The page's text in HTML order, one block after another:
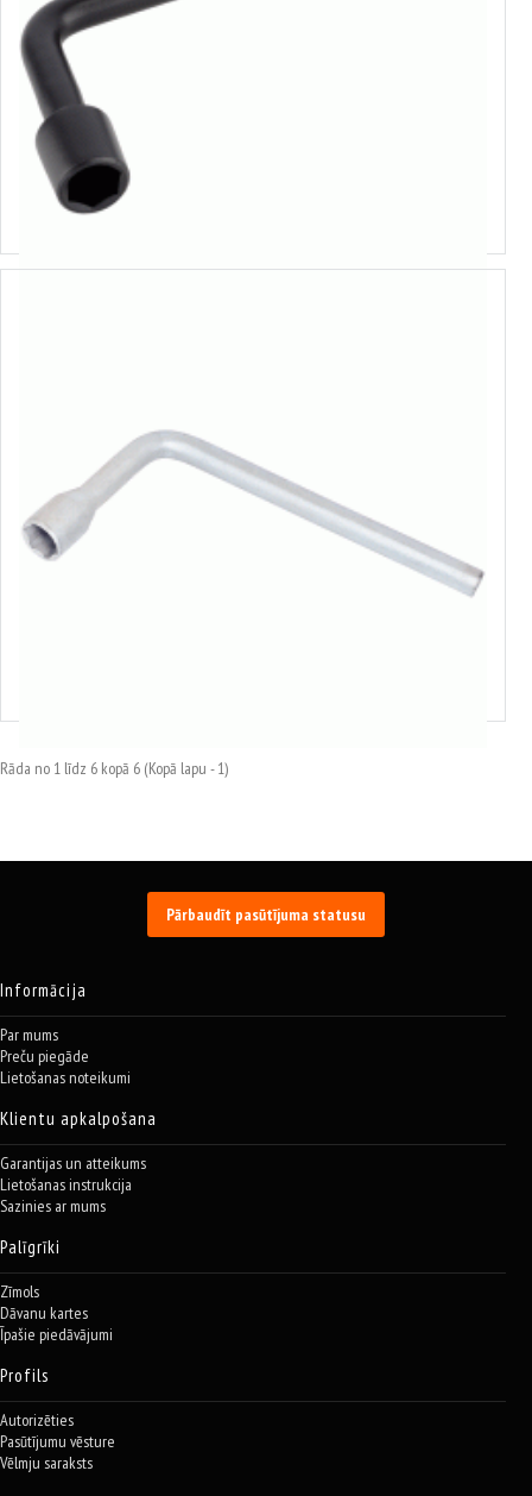
Rāda no 1 līdz 6 kopā 6 (Kopā lapu - 1)
Pārbaudīt pasūtījuma statusu
Informācija
Par mums
Preču piegāde
Lietošanas noteikumi
Klientu apkalpošana
Garantijas un atteikums
Lietošanas instrukcija
Sazinies ar mums
Palīgrīki
Zīmols
Dāvanu kartes
Īpašie piedāvājumi
Profils
Autorizēties
Pasūtījumu vēsture
Vēlmju saraksts